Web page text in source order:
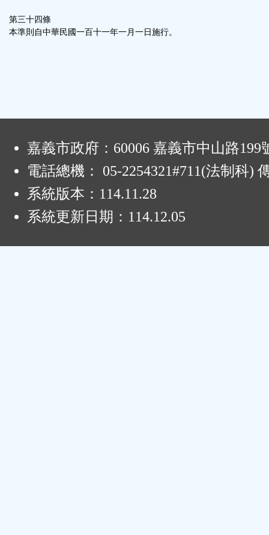
第三十四條
本準則自中華民國一百十一年一月一日施行。
嘉義市政府：60006 嘉義市中山路199
電話總機： 05-2254321#711(法制科)
系統版本： 114.11.28
系統更新日期： 114.12.05